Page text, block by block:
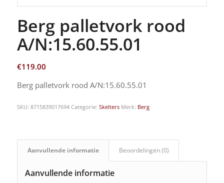
Berg palletvork rood
A/N:15.60.55.01
€119.00
Berg palletvork rood A/N:15.60.55.01
SKU: 8715839017694 Categorie: Skelters Merk: Berg
Aanvullende informatie Beoordelingen (0)
Aanvullende informatie